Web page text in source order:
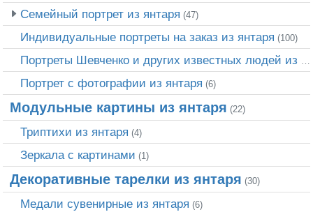
Семейный портрет из янтаря (47)
Индивидуальные портреты на заказ из янтаря (100)
Портреты Шевченко и других известных людей из янтаря
Портрет c фотографии из янтаря (6)
Модульные картины из янтаря (22)
Триптихи из янтаря (4)
Зеркала с картинами (1)
Декоративные тарелки из янтаря (30)
Медали сувенирные из янтаря (6)